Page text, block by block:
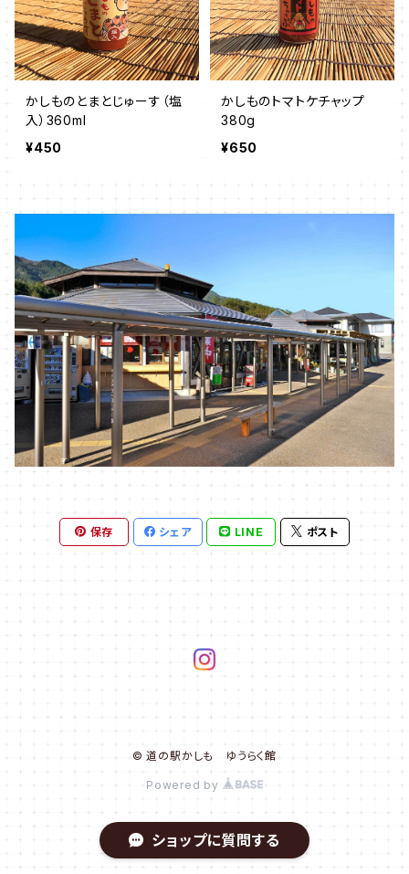
かしものとまとじゅーす（塩
入）360ml
¥450
かしものトマトケチャップ
380g
¥650
保存 シェア LINE ポスト
© 道の駅かしも ゆうらく館
Powered by
ショップに質問する